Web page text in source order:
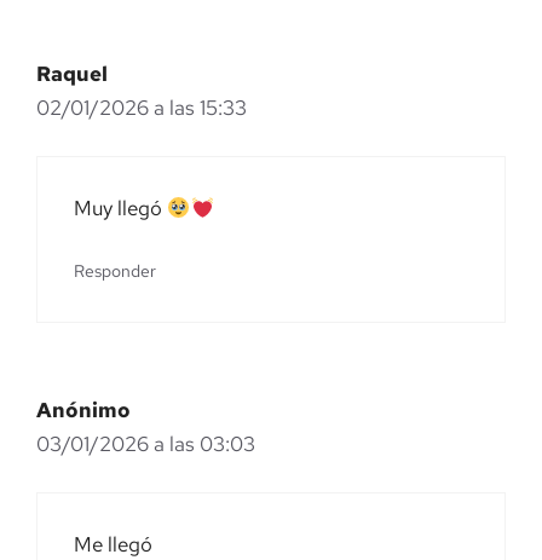
Raquel
02/01/2026 a las 15:33
Muy llegó
Responder
Anónimo
03/01/2026 a las 03:03
Me llegó